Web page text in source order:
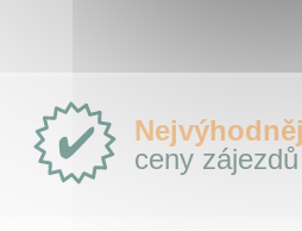
Proč
e-
Slovensko.cz?ceny zájezdů